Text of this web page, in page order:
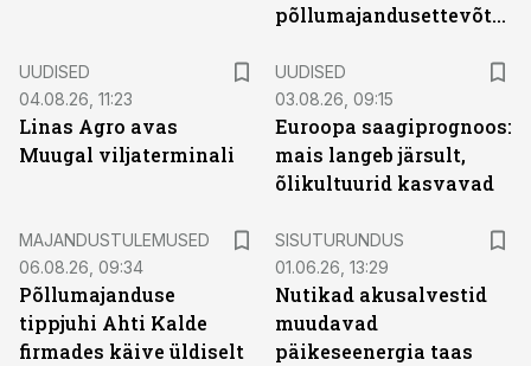
põllumajandusettevõtted
UUDISED
04.08.26, 11:23
Linas Agro avas
Muugal viljaterminali
UUDISED
03.08.26, 09:15
Euroopa saagiprognoos:
mais langeb järsult,
õlikultuurid kasvavad
MAJANDUSTULEMUSED
06.08.26, 09:34
Põllumajanduse
tippjuhi Ahti Kalde
firmades käive üldiselt
SISUTURUNDUS
01.06.26, 13:29
Nutikad akusalvestid
muudavad
päikeseenergia taas